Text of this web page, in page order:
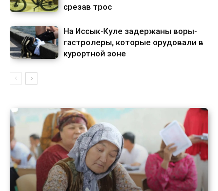
срезав трос
На Иссык-Куле задержаны воры-
гастролеры, которые орудовали в
курортной зоне